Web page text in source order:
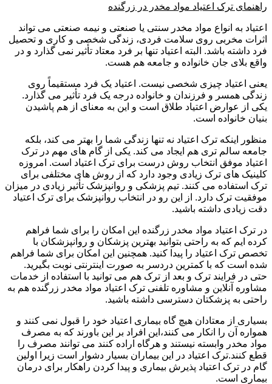
راهنمای ترک اعتیاد مواد مخدر در زرگنده
اعتیاد به انواع مواد مخدر سنتی یا صنعتی و نیمه صنعتی می تواند
اثرات مخربی روی سلامت فردی، زندگی شخصی و کاری و تحصیل
فرد داشته باشد. البته اعتیاد تنها بر فرد معتاد تأثیر نمی گذارد و در
واقع بلای جان خانواده و جامعه هم هست.
یعنی اعتیاد چیزی شخصی نیست. اعتیاد یک فرد مستقیماً روی
زندگی همسر و فرزندان و خانواده درجه یک فرد تأثیر می گذارد.
یکی از عوارض اعتیاد طلاق است و این به معنای از هم پاشیدن
بنیان خانواده است.
منظور اینکه ترک اعتیاد نه تنها زندگی شما را بهتر می کند، بلکه
جامعه سالم تری هم ایجاد می کند. یکی از گام های مهم در ترک
اعتیاد موفق انتخاب روش درست برای ترک اعتیاد است. امروزه
کلینیک های ترک زیادی وجود دارد که از روش های مختلفی برای
ترک استفاده می کنند. تیم پزشکی و روانپزشک تأثیر زیادی در میزان
موفقیت ترک دارد. از این رو در انتخاب روانپزشک برای ترک اعتیاد
دقت زیادی داشته باشید.
در ترک اعتیاد مواد مخدر زرگنده این امکان را برای شما فراهم
کرده ایم که به راحتی بتوانید بهترین پزشکان و روانپزشکان با
تخصص ترک اعتیاد را پیدا کنید. همچنین این امکان برای شما فراهم
شده است که با کمترین دردسر به صورت اینترنتی نوبت بگیرید.
حتی در فرایند ترک و بعد از ترک هم می توانید با استفاده از خدمات
مشاوره آنلاین و مشاوره تلفنی ترک اعتیاد مواد مخدر زرگنده هم به
راحتی به پزشکتان دسترسی داشته باشید.
بسیاری از معتادان هیچ گاه بیماری اعتیاد خود را قبول نمی کنند و
همواره آن را انکار می کنند،این افراد بر این باورند که به مصرف
مواد مخدر وابسته نیستند و هرگاه اراده کنند می توانند مصرف را
قطع کنند.ترک اعتیاد در این بیماران بسیار دشوار است زیرا اولین
گام در ترک اعتیاد پذیرش بیماری و پیدا کردن راهکار برای درمان
بیماری است.